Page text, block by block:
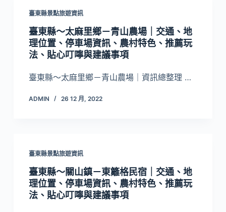
臺東縣景點旅遊資訊
臺東縣～太麻里鄉－青山農場｜交通、地
理位置、停車場資訊、農村特色、推薦玩
法、貼心叮嚀與建議事項
臺東縣～太麻里鄉－青山農場｜資訊總整理 …
ADMIN 26 12 月, 2022
臺東縣景點旅遊資訊
臺東縣～關山鎮－東籬格民宿｜交通、地
理位置、停車場資訊、農村特色、推薦玩
法、貼心叮嚀與建議事項